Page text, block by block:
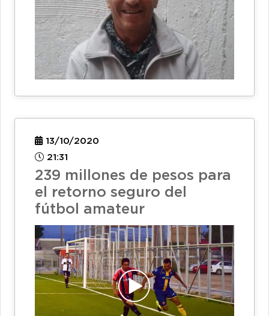
13/10/2020
21:31
239 millones de pesos para
el retorno seguro del
fútbol amateur